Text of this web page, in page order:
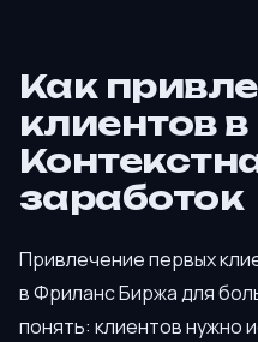
Как
клиентов в
заработок
Привлечение первых
в Фриланс Биржа для
понять: клиентов нужно